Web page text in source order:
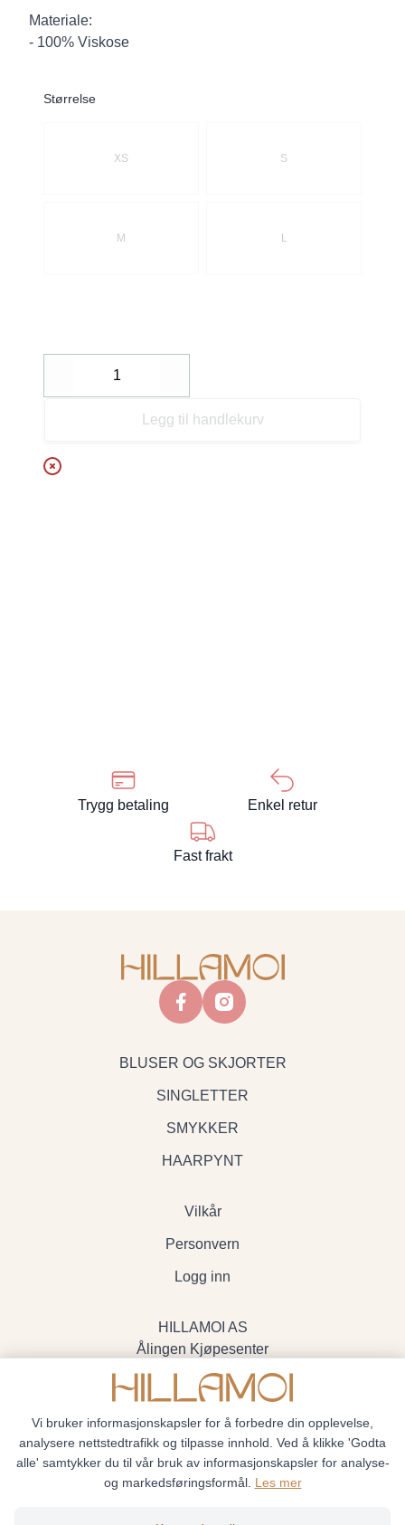
Materiale:
- 100% Viskose
Størrelse
XS S
M L
Decrease
Legg til handlekurv
Trygg betaling Enkel retur
Fast frakt
facebookinstagram
BLUSER OG SKJORTER
SINGLETTER
SMYKKER
HAARPYNT
Vilkår
Personvern
Logg inn
HILLAMOI AS
Ålingen Kjøpesenter
Myrenvegen 19, 3570 Ål
- Org.nr. 928705234
Vi bruker informasjonskapsler for å forbedre din opplevelse,
analysere nettstedtrafikk og tilpasse innhold. Ved å klikke 'Godta
alle' samtykker du til vår bruk av informasjonskapsler for analyse-
og markedsføringsformål. Les mer